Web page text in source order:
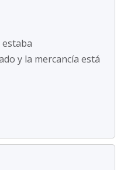
y la mercancía está